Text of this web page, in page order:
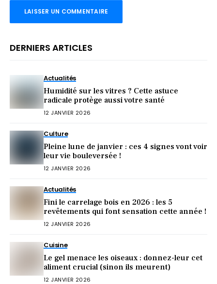
DERNIERS ARTICLES
Actualités
Humidité sur les vitres ? Cette astuce
radicale protège aussi votre santé
12 JANVIER 2026
Culture
Pleine lune de janvier : ces 4 signes vont voir
leur vie bouleversée !
12 JANVIER 2026
Actualités
Fini le carrelage bois en 2026 : les 5
revêtements qui font sensation cette année !
12 JANVIER 2026
Cuisine
Le gel menace les oiseaux : donnez-leur cet
aliment crucial (sinon ils meurent)
12 JANVIER 2026